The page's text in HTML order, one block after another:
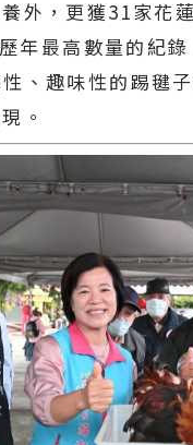
外，更獲31家花
年最高數量的紀
、趣味性的踢毽
。